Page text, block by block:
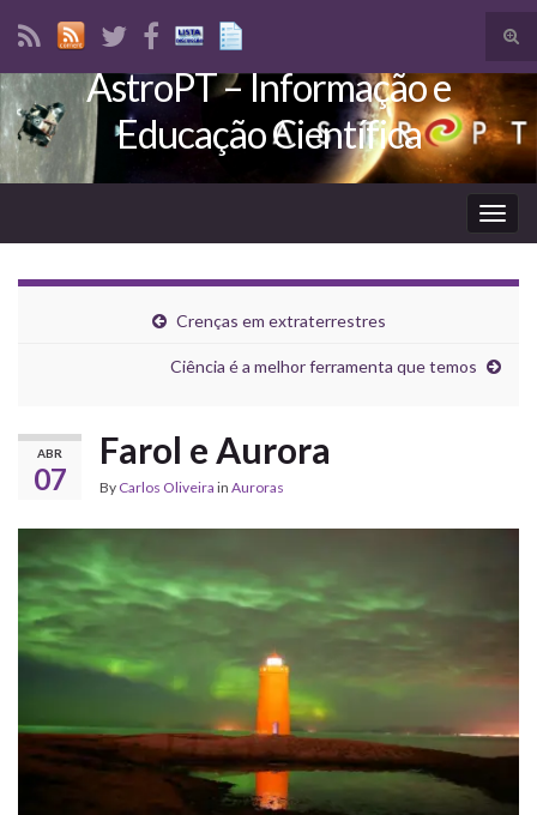
Search for:
AstroPT – Informação e
Educação Científica
Crenças em extraterrestres
Ciência é a melhor ferramenta que temos
ABR
07
Farol e Aurora
By Carlos Oliveira in Auroras